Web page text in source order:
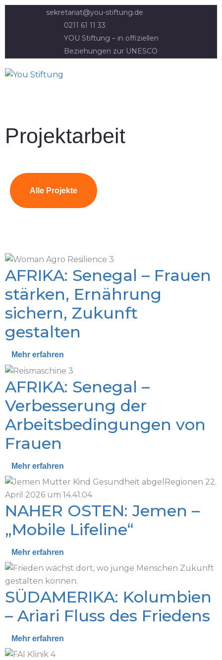
sekretariat@you-stiftung.de
0211 61 11 33
YOU Stiftung – in offiziellen
Beziehungen zur UNESCO
Projektarbeit
Alle Projekte
AFRIKA: Senegal – Frauen
stärken, Ernährung
sichern, Zukunft
gestalten
Mehr erfahren
AFRIKA: Senegal –
Verbesserung der
Arbeitsbedingungen von
Frauen
Mehr erfahren
NAHER OSTEN: Jemen –
„Mobile Lifeline“
Mehr erfahren
SÜDAMERIKA: Kolumbien
– Ariari Fluss des Friedens
Mehr erfahren